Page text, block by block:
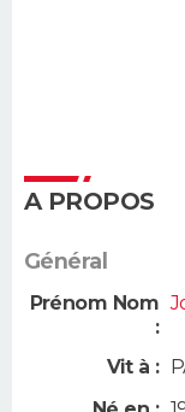
A PROPOS
Général
Prénom Nom
:
Vit à :